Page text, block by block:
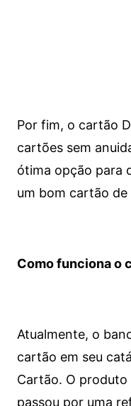
Por fim, o cartão
cartões sem
ótima opção para
um bom cartão
Como funciona o
Atualmente, o
cartão em seu
Cartão. O produto
passou por uma